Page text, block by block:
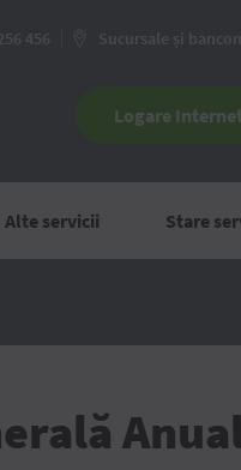
456 Sucursale și
Logare
Alte servicii Stare